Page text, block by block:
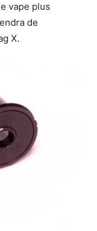
vape plus
de
X.